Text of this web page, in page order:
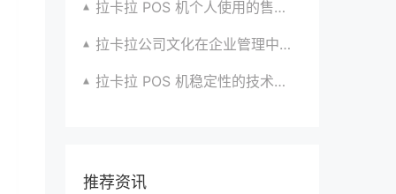
拉卡拉 POS 机个人使用的售后服务优化
拉卡拉公司文化在企业管理中的作用
拉卡拉 POS 机稳定性的技术创新与应用实践
推荐资讯